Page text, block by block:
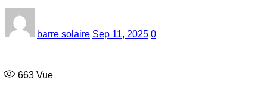
barre solaire Sep 11, 2025 0
663 Vue